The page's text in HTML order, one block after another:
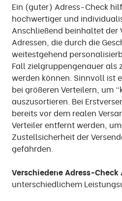
Ein (guter) Adress-Check
hochwertiger und
Anschließend beinhaltet der
Adressen, die durch die
weitestgehend
Fall zielgruppengenauer als
werden können. Sinnvoll ist
bei größeren Verteilern, um
auszusortieren. Bei
bereits vor dem realen
Verteiler entfernt werden,
Zustellsicherheit der
gefährden.
Verschiedene Adress-
unterschiedlichem